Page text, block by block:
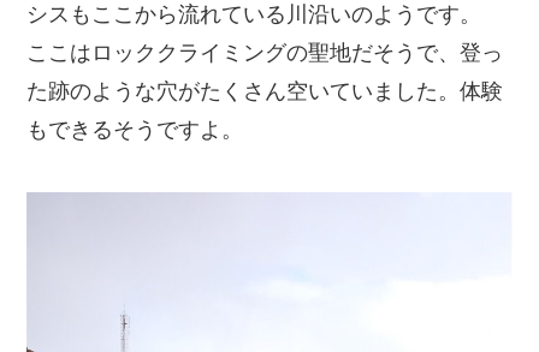
シスもここから流れている川沿いのようです。
ここはロッククライミングの聖地だそうで、登っ
た跡のような穴がたくさん空いていました。体験
もできるそうですよ。